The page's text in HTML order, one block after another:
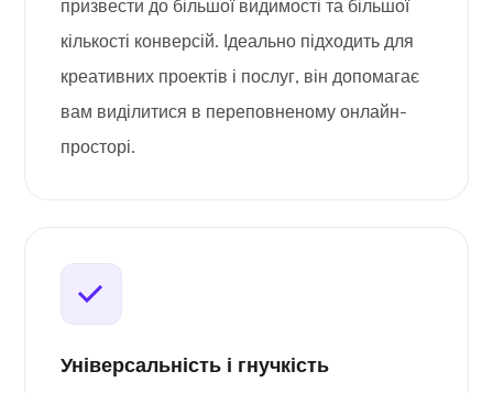
призвести до більшої видимості та більшої
кількості конверсій. Ідеально підходить для
креативних проектів і послуг, він допомагає
вам виділитися в переповненому онлайн-
просторі.
Універсальність і гнучкість